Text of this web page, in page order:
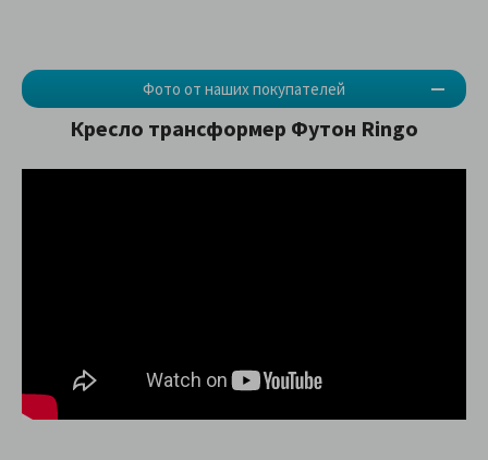
Фото от наших покупателей
Кресло трансформер Футон Ringo